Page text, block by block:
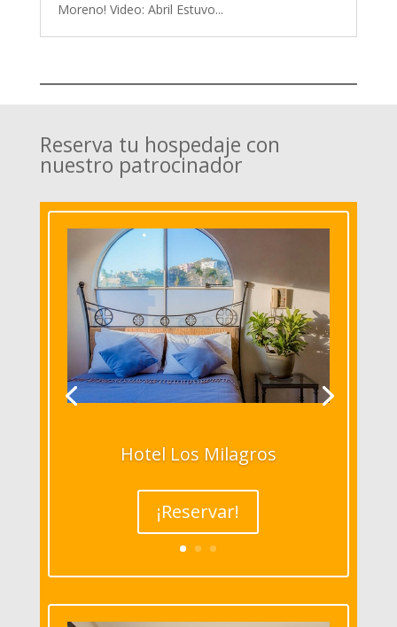
Moreno! Video: Abril Estuvo...
Reserva tu hospedaje con
nuestro patrocinador
Hotel Los Milagros
¡Reservar!